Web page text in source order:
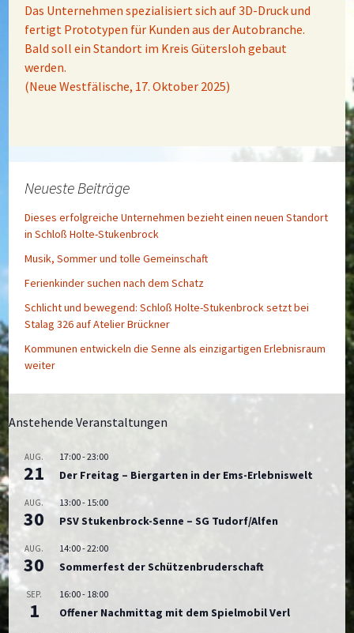
Das Unternehmen spezialisiert sich auf 3D-Druck und
fertigt Prototypen für Kunden aus der Autobranche.
Bald soll ein Standort im Kreis Gütersloh gebaut
werden.
(Neue Westfälische, 17. Oktober 2025)
Neueste Beiträge
Dieses erfolgreiche Unternehmen bezieht einen neuen Standort
in Schloß Holte-Stukenbrock
Musik, Sommer und tolle Gemeinschaft
Ferienkinder suchen nach dem Schatz
Schlicht und bewegend: Schloß Holte-Stukenbrock setzt bei
Stalag 326 auf Atelier Brückner
Kommunen entwickeln die Senne als einzigartigen Erlebnisraum
weiter
Anstehende Veranstaltungen
AUG.
21
17:00-23:00
Der Freitag – Biergarten in der Ems-Erlebniswelt
AUG.
30
13:00- 15:00
PSV Stukenbrock-Senne – SG Tudorf/Alfen
AUG.
30
14:00-22:00
Sommerfest der Schützenbruderschaft
SEP.
1
16:00- 18:00
Offener Nachmittag mit dem Spielmobil Verl